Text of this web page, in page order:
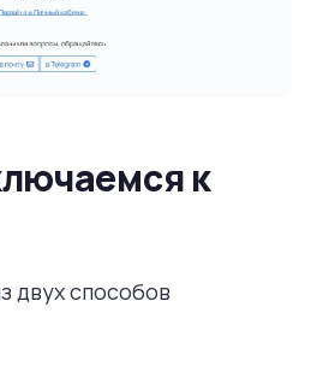
к
двух способов